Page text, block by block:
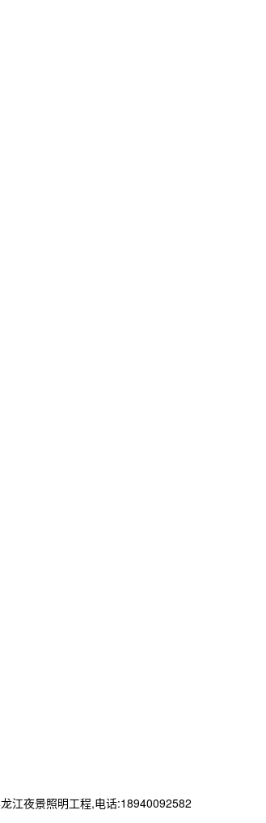
江夜景照明工程,电话:18940092582